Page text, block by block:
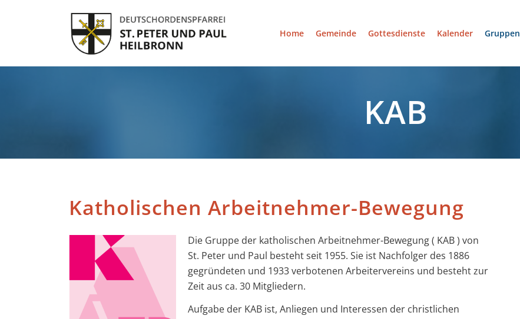
Home Gemeinde Gottesdienste Kalender Gruppen
KAB
Katholischen Arbeitnehmer-Bewegung
Die Gruppe der katholischen Arbeitnehmer-Bewegung ( KAB ) von
St. Peter und Paul besteht seit 1955. Sie ist Nachfolger des 1886
gegründeten und 1933 verbotenen Arbeitervereins und besteht zur
Zeit aus ca. 30 Mitgliedern.
Aufgabe der KAB ist, Anliegen und Interessen der christlichen